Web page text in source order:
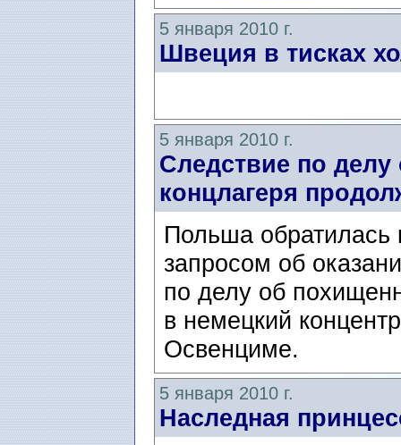
5 января 2010 г.
Швеция в тисках
5 января 2010 г.
Следствие по
концлагеря
Польша
запросом об
по делу об
в немецкий
Освенциме.
5 января 2010 г.
Наследная